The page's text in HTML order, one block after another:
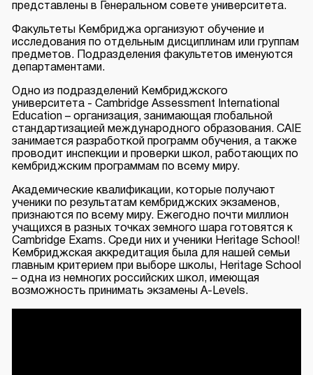
представлены в Генеральном совете университета.
Факультеты Кембриджа организуют обучение и
исследования по отдельным дисциплинам или группам
предметов. Подразделения факультетов именуются
департаментами.
Одно из подразделений Кембриджского
университета - Cambridge Assessment International
Education – организация, занимающая глобальной
стандартизацией международного образования. CAIE
занимается разработкой программ обучения, а также
проводит инспекции и проверки школ, работающих по
кембриджским программам по всему миру.
Академические квалификации, которые получают
ученики по результатам кембриджских экзаменов,
признаются по всему миру. Ежегодно почти миллион
учащихся в разных точках земного шара готовятся к
Cambridge Exams. Среди них и ученики Heritage School!
Кембриджская аккредитация была для нашей семьи
главным критерием при выборе школы, Heritage School
– одна из немногих российских школ, имеющая
возможность принимать экзамены A-Levels.